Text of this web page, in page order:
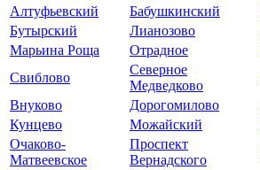
Алтуфьевский
Бабушкинский
Бутырский
Лианозово
Марьина Роща
Отрадное
Свиблово
Северное
Медведково
Внуково
Дорогомилово
Кунцево
Можайский
Очаково-
Матвеевское
Проспект
Вернадского